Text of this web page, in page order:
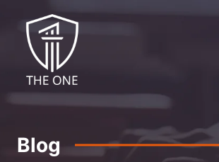
treści
Blog